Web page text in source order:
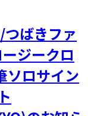
ばきファ
ジークロ
ソロサイン